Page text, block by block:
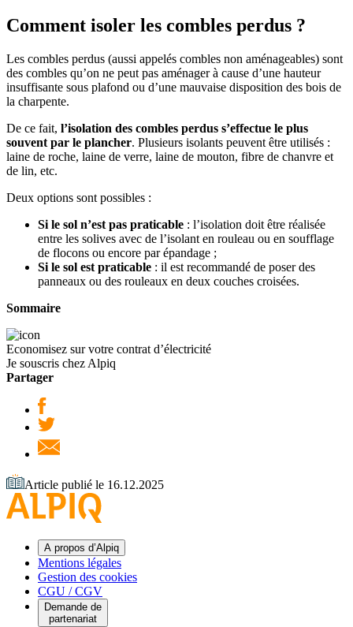
Comment isoler les combles perdus ?
Les combles perdus (aussi appelés combles non aménageables) sont
des combles qu’on ne peut pas aménager à cause d’une hauteur
insuffisante sous plafond ou d’une mauvaise disposition des bois de
la charpente.
De ce fait, l’isolation des combles perdus s’effectue le plus
souvent par le plancher. Plusieurs isolants peuvent être utilisés :
laine de roche, laine de verre, laine de mouton, fibre de chanvre et
de lin, etc.
Deux options sont possibles :
Si le sol n’est pas praticable : l’isolation doit être réalisée
entre les solives avec de l’isolant en rouleau ou en soufflage
de flocons ou encore par épandage ;
Si le sol est praticable : il est recommandé de poser des
panneaux ou des rouleaux en deux couches croisées.
Sommaire
Economisez sur votre contrat d’électricité
Je souscris chez Alpiq
Partager
Article publié le 16.12.2025
A propos d’Alpiq
Mentions légales
Gestion des cookies
CGU / CGV
Demande de
partenariat